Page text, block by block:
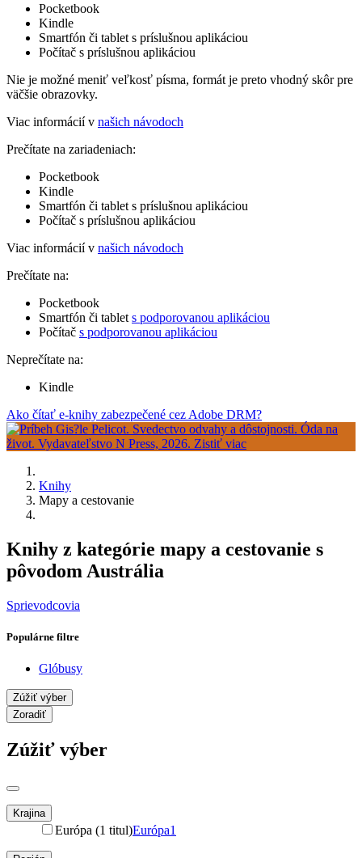
Pocketbook
Kindle
Smartfón či tablet s príslušnou aplikáciou
Počítač s príslušnou aplikáciou
Nie je možné meniť veľkosť písma, formát je preto vhodný skôr pre
väčšie obrazovky.
Viac informácií v našich návodoch
Prečítate na zariadeniach:
Pocketbook
Kindle
Smartfón či tablet s príslušnou aplikáciou
Počítač s príslušnou aplikáciou
Viac informácií v našich návodoch
Prečítate na:
Pocketbook
Smartfón či tablet s podporovanou aplikáciou
Počítač s podporovanou aplikáciou
Neprečítate na:
Kindle
Ako čítať e-knihy zabezpečené cez Adobe DRM?
Knihy
Mapy a cestovanie
Knihy z kategórie mapy a cestovanie s
pôvodom Austrália
Sprievodcovia
Populárne filtre
Glóbusy
Zúžiť výber
Zoradiť
Zúžiť výber
Krajina
Európa (1 titul)Európa1